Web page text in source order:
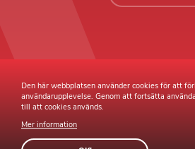
Easyweb
Den här webbplatsen använder cookies för att
användarupplevelse. Genom att fortsätta
till att cookies används.
Mer information